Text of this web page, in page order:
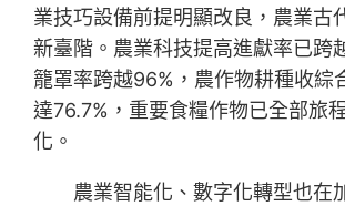
業技巧設備前提明顯改良，農業古
新臺階。農業科技提高進獻率已跨
籠罩率跨越96%，農作物耕種收綜
達76.7%，重要食糧作物已全部旅
化。
農業智能化、數字化轉型也在